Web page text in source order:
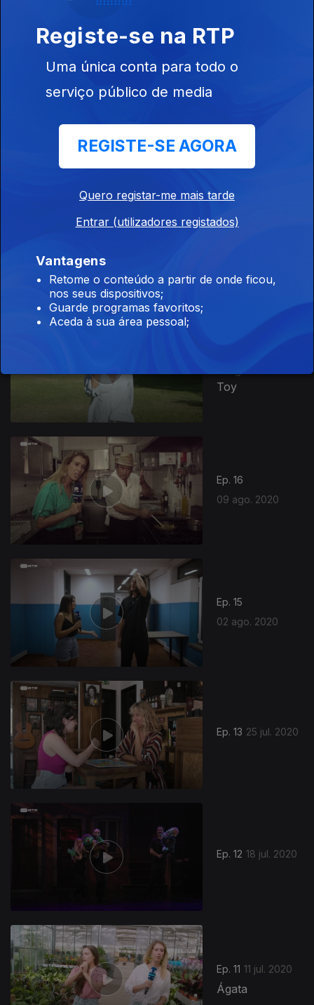
Toy
Ep. 16
09 ago. 2020
Ep. 15
02 ago. 2020
486709
Ep. 13 25 jul. 2020
Ep. 12 18 jul. 2020
Ep. 11 11 jul. 2020
Ágata
Registe-se na RTP
Uma única conta para todo o
serviço público de media
REGISTE-SE AGORA
Quero registar-me mais tarde
Entrar (utilizadores registados)
Vantagens
Retome o conteúdo a partir de onde ficou,
nos seus dispositivos;
Guarde programas favoritos;
Aceda à sua área pessoal;